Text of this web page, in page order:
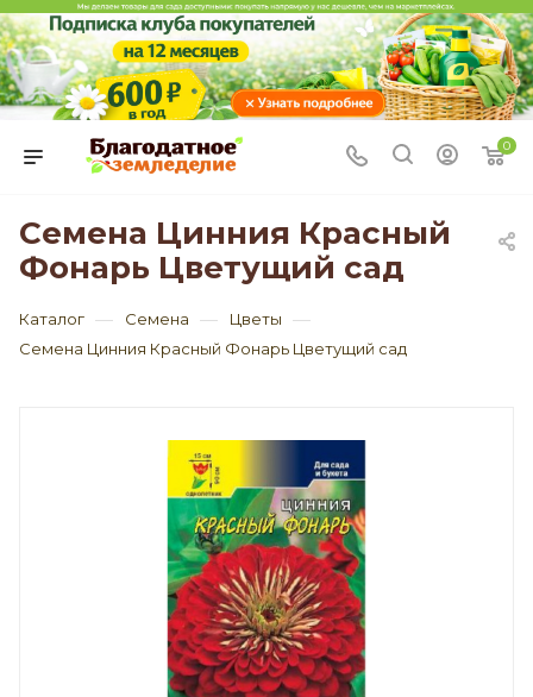
0
Семена Цинния Красный
Фонарь Цветущий сад
Каталог — Семена — Цветы —
Семена Цинния Красный Фонарь Цветущий сад